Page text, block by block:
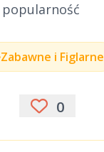
popularność
Zabawne i Figlarne
0